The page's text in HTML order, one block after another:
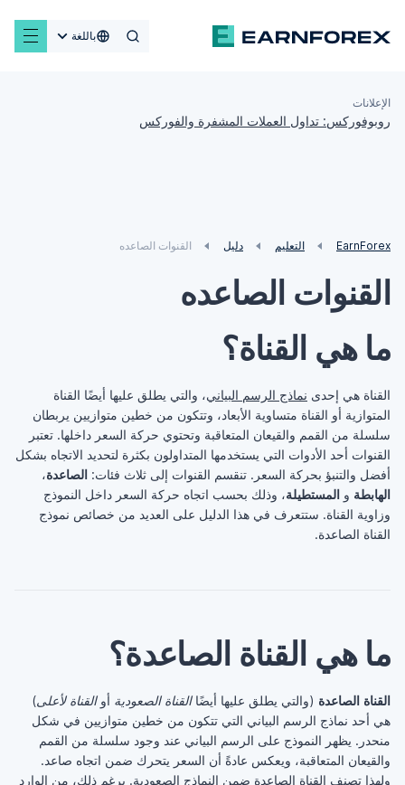
باللغة
الإعلانات
روبوفوركس: تداول العملات المشفرة والفوركس
EarnForex التعليم دليل القنوات الصاعده
القنوات الصاعده
ما هي القناة؟
القناة هي إحدى نماذج الرسم البياني، والتي يطلق عليها أيضًا القناة
المتوازية أو القناة متساوية الأبعاد، وتتكون من خطين متوازيين يربطان
سلسلة من القمم والقيعان المتعاقبة وتحتوي حركة السعر داخلها. تعتبر
القنوات أحد الأدوات التي يستخدمها المتداولون بكثرة لتحديد الاتجاه بشكل
أفضل والتنبؤ بحركة السعر. تنقسم القنوات إلى ثلاث فئات: الصاعدة،
الهابطة و المستطيلة، وذلك بحسب اتجاه حركة السعر داخل النموذج
وزاوية القناة. ستتعرف في هذا الدليل على العديد من خصائص نموذج
القناة الصاعدة.
ما هي القناة الصاعدة؟
القناة الصاعدة (والتي يطلق عليها أيضًاالقناة الصعودية أو القناة لأعلى)
هي أحد نماذج الرسم البياني التي تتكون من خطين متوازيين في شكل
منحدر. يظهر النموذج على الرسم البياني عند وجود سلسلة من القمم
والقيعان المتعاقبة، ويعكس عادةً أن السعر يتحرك ضمن اتجاه صاعد.
ولهذا تصنف القناة الصاعدة ضمن النماذج الصعودية. برغم ذلك، من الوارد